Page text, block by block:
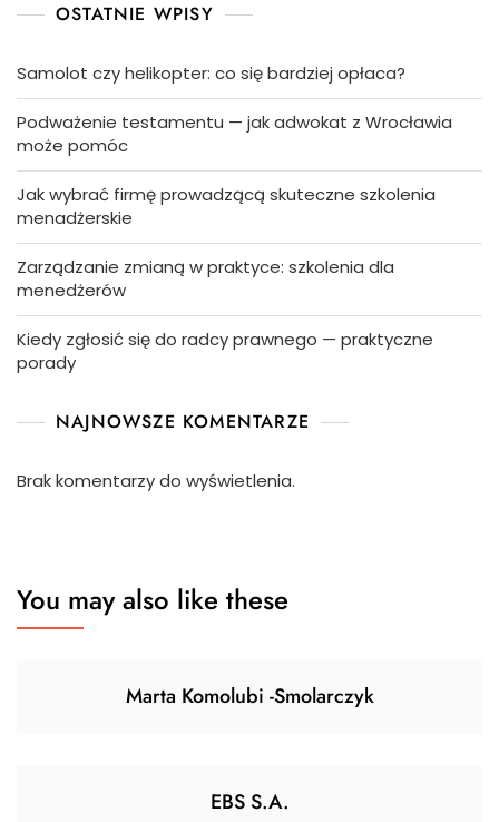
OSTATNIE WPISY
Samolot czy helikopter: co się bardziej opłaca?
Podważenie testamentu — jak adwokat z Wrocławia
może pomóc
Jak wybrać firmę prowadzącą skuteczne szkolenia
menadżerskie
Zarządzanie zmianą w praktyce: szkolenia dla
menedżerów
Kiedy zgłosić się do radcy prawnego — praktyczne
porady
NAJNOWSZE KOMENTARZE
Brak komentarzy do wyświetlenia.
You may also like these
Marta Komolubi -Smolarczyk
EBS S.A.